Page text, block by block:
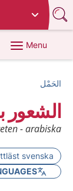
Menu
الحَمْل
الشعور
- arabiska
svenska